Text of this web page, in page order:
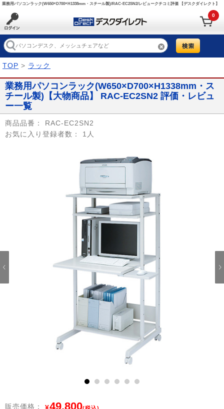
業務用パソコンラック(W650×D700×H1338mm・スチール製)/RAC-EC2SN2/レビュークチコミ評価 【デスクダイレクト】
0
TOP > ラック
業務用パソコンラック(W650×D700×H1338mm・ス
チール製)【大物商品】 RAC-EC2SN2 評価・レビュ
ー一覧
商品品番：
RAC-EC2SN2
お気に入り登録者数：
1人
販売価格： 49,800